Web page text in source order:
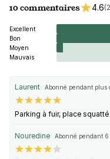
10 commentaires
4.6
Excellent
Bon
Moyen
Mauvais
Laurent Abonné pendant plus
Parking à fuir, place
Nouredine Abonné pendant 6